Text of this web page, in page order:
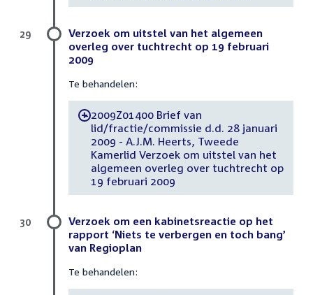
Verzoek om uitstel van het algemeen
overleg over tuchtrecht op 19 februari
2009
Te behandelen:
-2009Z01400 Brief van
lid/fractie/commissie d.d. 28 januari
2009 - A.J.M. Heerts, Tweede
Kamerlid Verzoek om uitstel van het
algemeen overleg over tuchtrecht op
19 februari 2009
29
Verzoek om een kabinetsreactie op het
rapport ‘Niets te verbergen en toch bang’
van Regioplan
Te behandelen:
30